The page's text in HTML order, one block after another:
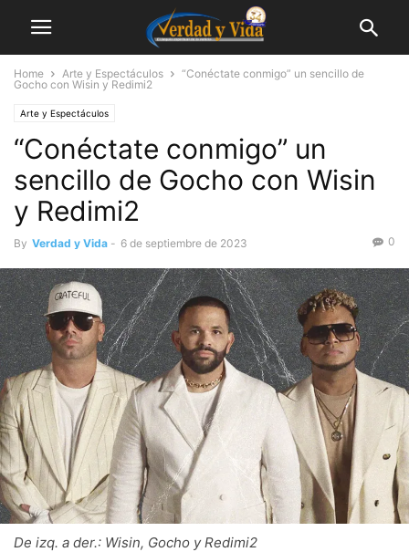
Home Arte y Espectáculos
“Conéctate conmigo” un sencillo de
Gocho con Wisin y Redimi2
Arte y Espectáculos
“Conéctate conmigo” un
sencillo de Gocho con Wisin
y Redimi2
By Verdad y Vida - 6 de septiembre de 2023 0
De izq. a der.: Wisin, Gocho y Redimi2